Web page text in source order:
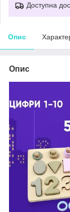
Доступна
Опис
Опис